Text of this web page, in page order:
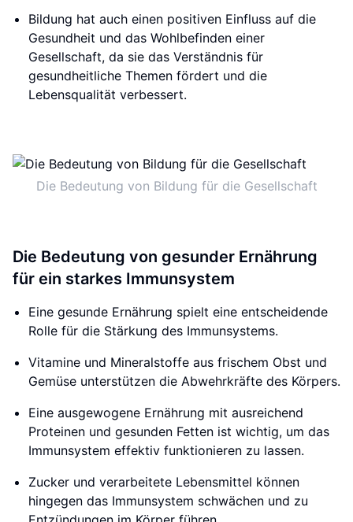
Bildung hat auch einen positiven Einfluss auf die
Gesundheit und das Wohlbefinden einer
Gesellschaft, da sie das Verständnis für
gesundheitliche Themen fördert und die
Lebensqualität verbessert.
Die Bedeutung von Bildung für die Gesellschaft
Die Bedeutung von gesunder Ernährung
für ein starkes Immunsystem
Eine gesunde Ernährung spielt eine entscheidende
Rolle für die Stärkung des Immunsystems.
Vitamine und Mineralstoffe aus frischem Obst und
Gemüse unterstützen die Abwehrkräfte des Körpers.
Eine ausgewogene Ernährung mit ausreichend
Proteinen und gesunden Fetten ist wichtig, um das
Immunsystem effektiv funktionieren zu lassen.
Zucker und verarbeitete Lebensmittel können
hingegen das Immunsystem schwächen und zu